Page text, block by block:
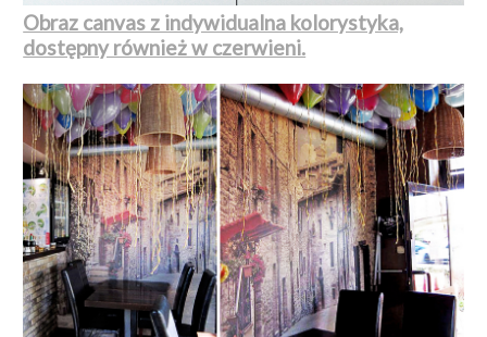
Obraz canvas z indywidualna kolorystyka,
dostępny również w czerwieni.